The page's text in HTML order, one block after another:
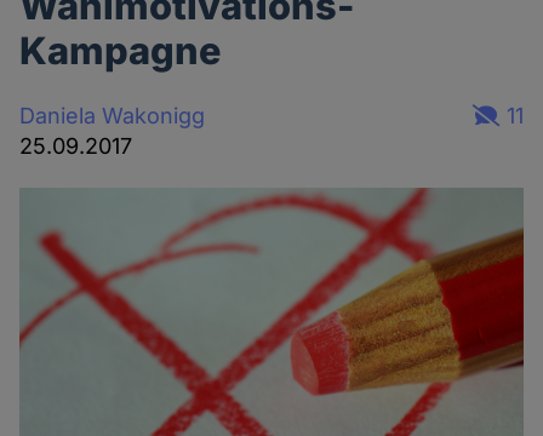
Kampagne
Daniela Wakonigg
25.09.2017
11